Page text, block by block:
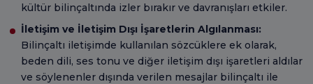
kültür bilinçaltında izler bırakır ve davranışları etkiler.
İletişim ve İletişim Dışı İşaretlerin Algılanması:
Bilinçaltı iletişimde kullanılan sözcüklere ek olarak,
beden dili, ses tonu ve diğer iletişim dışı işaretleri aldılar
ve söylenenler dışında verilen mesajlar bilinçaltı ile